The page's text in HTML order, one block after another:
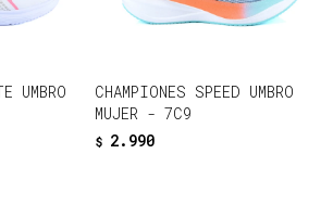
UMBRO
CHAMPIONES SPEED UMBRO
MUJER - 7C9
$ 2.990